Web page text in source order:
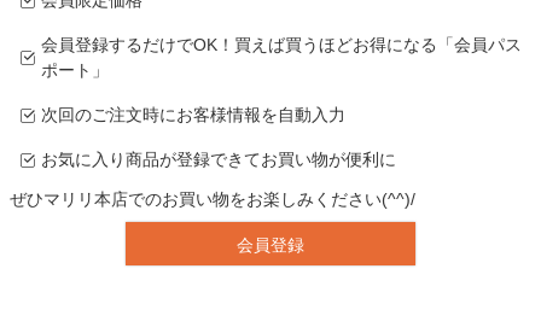
会員登録するだけでOK！買えば買うほどお得になる「会員パス
ポート」
次回のご注文時にお客様情報を自動入力
お気に入り商品が登録できてお買い物が便利に
ぜひマリリ本店でのお買い物をお楽しみください(^^)/
会員登録